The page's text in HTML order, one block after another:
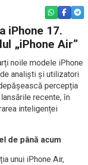
WHATSAPP
iPhone 17.
„iPhone Air”
noile modele iPhone
analiști și utilizatori
percepția
recente, în
inteligenței
de până acum
unui iPhone Air,